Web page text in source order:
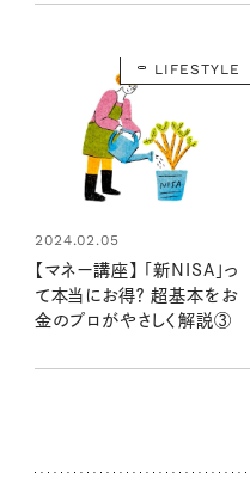
LIFESTYLE
2024.02.05
【マネー講座】 「新NISA」っ
て本当にお得？ 超基本をお
金のプロがやさしく解説③